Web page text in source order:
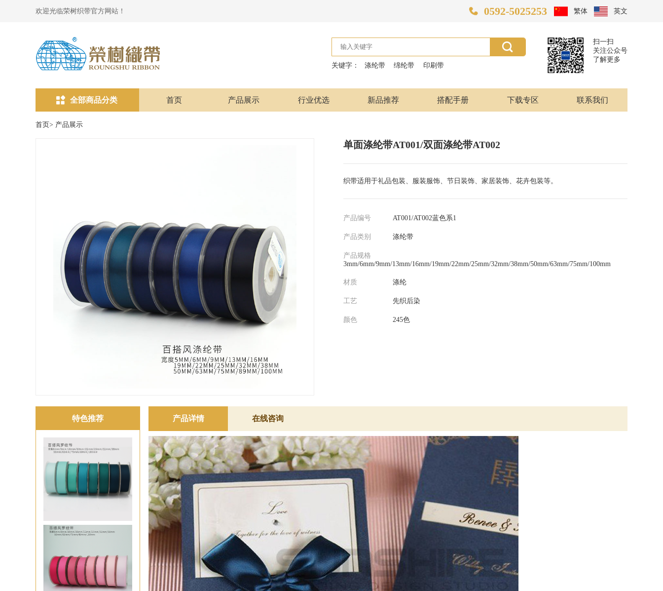
欢迎光临荣树织带官方网站！ 0592-5025253 繁体 英文
关键字： 涤纶带 绵纶带 印刷带
扫一扫
关注公众号
了解更多
全部商品分类 首页 产品展示 行业优选 新品推荐 搭配手册 下载专区 联系我们
首页> 产品展示
单面涤纶带AT001/双面涤纶带AT002
织带适用于礼品包装、服装服饰、节日装饰、家居装饰、花卉包装等。
产品编号 AT001/AT002蓝色系1
产品类别 涤纶带
产品规格
3mm/6mm/9mm/13mm/16mm/19mm/22mm/25mm/32mm/38mm/50mm/63mm/75mm/100mm
材质 涤纶
工艺 先织后染
颜色 245色
特色推荐 产品详情 在线咨询